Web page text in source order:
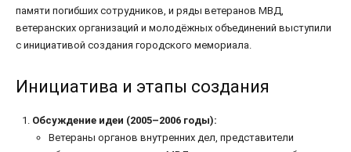
памяти погибших сотрудников, и ряды ветеранов МВД,
ветеранских организаций и молодёжных объединений выступили
с инициативой создания городского мемориала.
Инициатива и этапы создания
Обсуждение идеи (2005–2006 годы):
Ветераны органов внутренних дел, представители